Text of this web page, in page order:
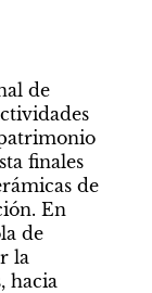
de
finales
de
En
de
la
hacia